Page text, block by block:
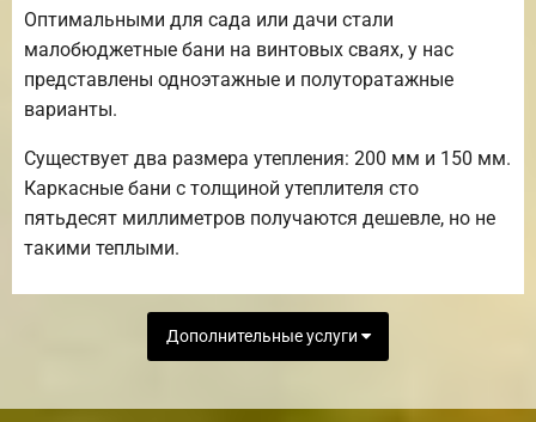
Оптимальными для сада или дачи стали
малобюджетные бани на винтовых сваях, у нас
представлены одноэтажные и полуторатажные
варианты.
Существует два размера утепления: 200 мм и 150 мм.
Каркасные бани с толщиной утеплителя сто
пятьдесят миллиметров получаются дешевле, но не
такими теплыми.
Дополнительные услуги